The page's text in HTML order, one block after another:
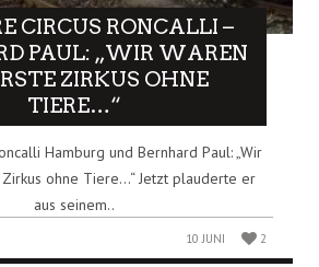
CIRCUS RONCALLI –
PAUL: „WIR WAREN
ZIRKUS OHNE
TIERE…“
Hamburg und Bernhard Paul: „Wir
ohne Tiere…“ Jetzt plauderte er
aus seinem..
10 JUNI 2